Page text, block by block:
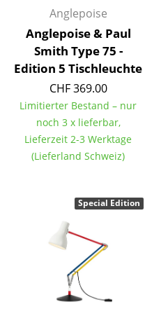
Bürosessel
Einzelteile
... alle Sitzmöbel
Tische
Esstische
Beistelltische
Schreibtische
Sekretäre & PC-Tische
Konferenztische
Stehtische & Stehpulte
Anglepoise
Anglepoise & Paul
Smith Type 75 -
Edition 5 Tischleuchte
CHF 369.00
Limitierter Bestand – nur
noch 3 x lieferbar,
Lieferzeit 2-3 Werktage
(Lieferland Schweiz)
Special Edition